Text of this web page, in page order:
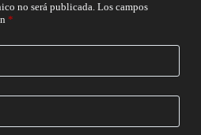
no será publicada. Los campos
*